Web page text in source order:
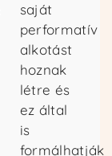
saját
performatív
alkotást
hoznak
létre és
ez által
is
formálhatják